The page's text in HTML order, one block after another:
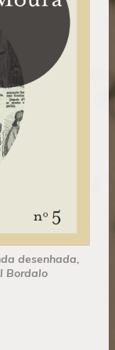
desenhada,
Bordalo